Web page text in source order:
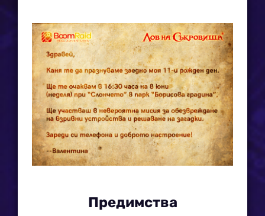
Предимства